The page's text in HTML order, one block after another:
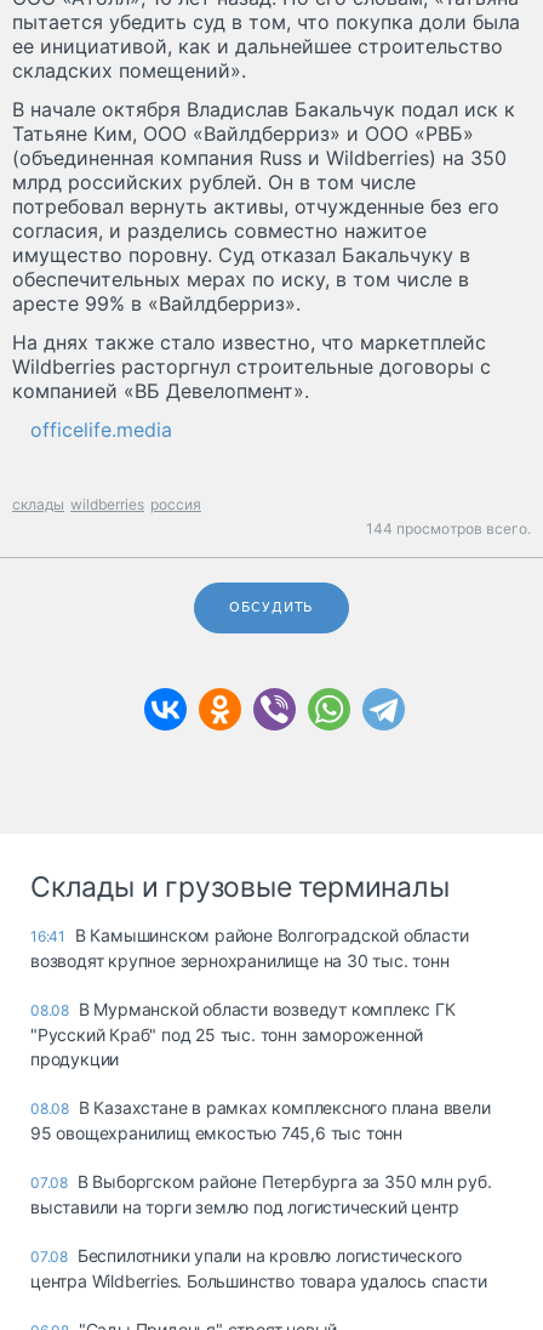
пытается убедить суд в том, что покупка доли была
ее инициативой, как и дальнейшее строительство
складских помещений».
В начале октября Владислав Бакальчук подал иск к
Татьяне Ким, ООО «Вайлдберриз» и ООО «РВБ»
(объединенная компания Russ и Wildberries) на 350
млрд российских рублей. Он в том числе
потребовал вернуть активы, отчужденные без его
согласия, и разделись совместно нажитое
имущество поровну. Суд отказал Бакальчуку в
обеспечительных мерах по иску, в том числе в
аресте 99% в «Вайлдберриз».
На днях также стало известно, что маркетплейс
Wildberries расторгнул строительные договоры с
компанией «ВБ Девелопмент».
officelife.media
склады wildberries россия
144 просмотров всего.
ОБСУДИТЬ
Склады и грузовые терминалы
16:41
В Камышинском районе Волгоградской области
возводят крупное зернохранилище на 30 тыс. тонн
08.08 В Мурманской области возведут комплекс ГК
"Русский Краб" под 25 тыс. тонн замороженной
продукции
08.08 В Казахстане в рамках комплексного плана ввели
95 овощехранилищ емкостью 745,6 тыс тонн
07.08 В Выборгском районе Петербурга за 350 млн руб.
выставили на торги землю под логистический центр
07.08 Беспилотники упали на кровлю логистического
центра Wildberries. Большинство товара удалось спасти